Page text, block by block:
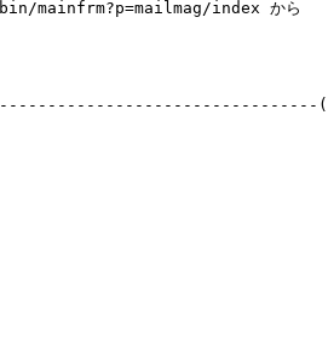
mainfrm?p=mailmag/index から
(C)